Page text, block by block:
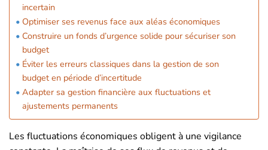
incertain
Optimiser ses revenus face aux aléas économiques
Construire un fonds d’urgence solide pour sécuriser son
budget
Éviter les erreurs classiques dans la gestion de son
budget en période d’incertitude
Adapter sa gestion financière aux fluctuations et
ajustements permanents
Les fluctuations économiques obligent à une vigilance